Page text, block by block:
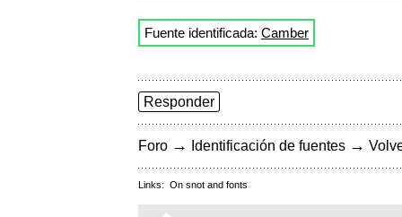
Fuente identificada: Camber
Responder
Foro → Identificación de fuentes →
Links: On snot and fonts